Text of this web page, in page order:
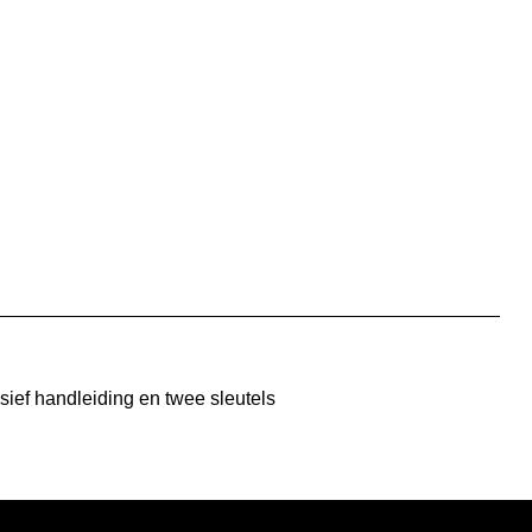
handleiding en twee sleutels